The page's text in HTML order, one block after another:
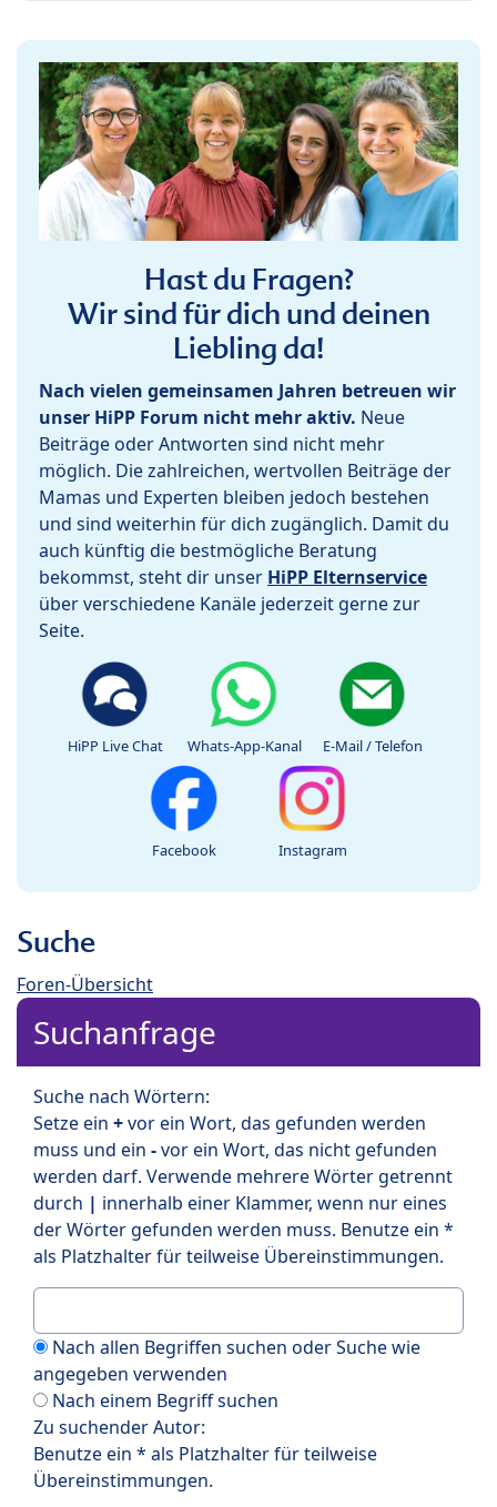
Hast du Fragen?
Wir sind für dich und deinen
Liebling da!
Nach vielen gemeinsamen Jahren betreuen wir
unser HiPP Forum nicht mehr aktiv. Neue
Beiträge oder Antworten sind nicht mehr
möglich. Die zahlreichen, wertvollen Beiträge der
Mamas und Experten bleiben jedoch bestehen
und sind weiterhin für dich zugänglich. Damit du
auch künftig die bestmögliche Beratung
bekommst, steht dir unser HiPP Elternservice
über verschiedene Kanäle jederzeit gerne zur
Seite.
HiPP Live Chat Whats-App-Kanal E-Mail / Telefon
Facebook Instagram
Suche
Foren-Übersicht
Suchanfrage
Suche nach Wörtern:
Setze ein +vor ein Wort, das gefunden werden
muss und ein -vor ein Wort, das nicht gefunden
werden darf. Verwende mehrere Wörter getrennt
durch | innerhalb einer Klammer, wenn nur eines
der Wörter gefunden werden muss. Benutze ein *
als Platzhalter für teilweise Übereinstimmungen.
Nach allen Begriffen suchen oder Suche wie
angegeben verwenden
Nach einem Begriff suchen
Zu suchender Autor:
Benutze ein * als Platzhalter für teilweise
Übereinstimmungen.